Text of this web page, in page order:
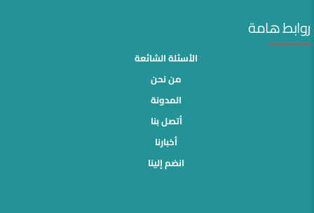
روابط هامة
الأسئلة الشائعة
من نحن
المدونة
أتصل بنا
أخبارنا
انضم إلينا